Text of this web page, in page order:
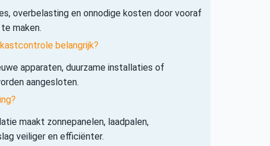
overbelasting en onnodige kosten door vooraf
maken.
belangrijk?
apparaten, duurzame installaties of
aangesloten.
maakt zonnepanelen, laadpalen,
veiliger en efficiënter.